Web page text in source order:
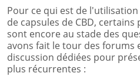
Pour ce qui est de
de capsules de CBD,
sont encore au stade des
avons fait le tour des forums
discussion dédiées pour
plus récurrentes :